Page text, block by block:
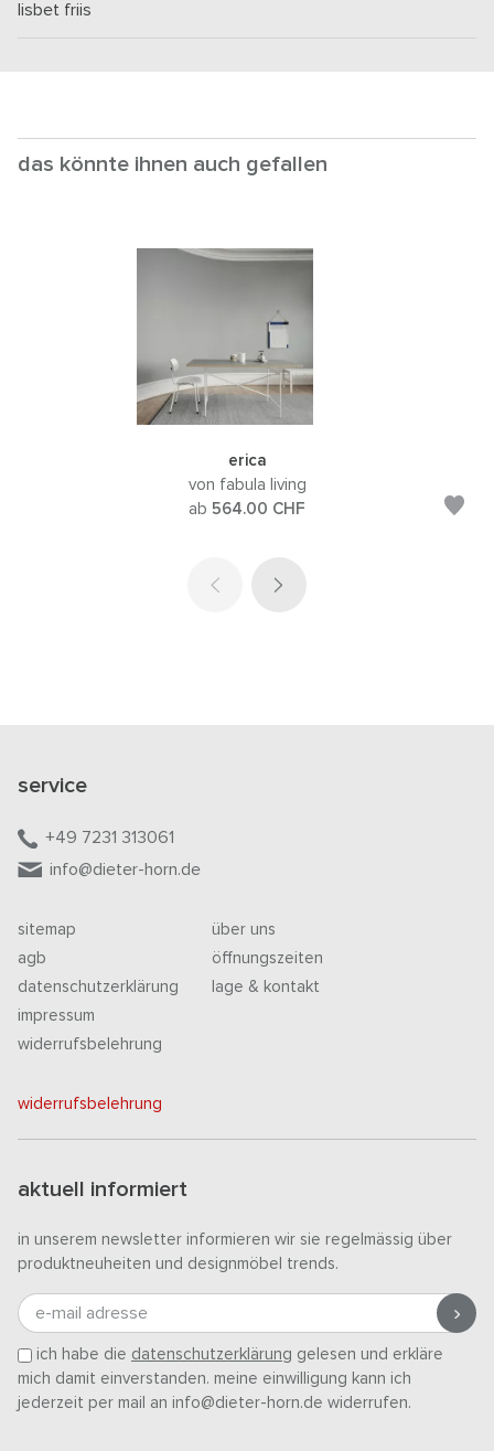
lisbet friis
das könnte ihnen auch gefallen
erica
von fabula living
ab 564.00 CHF
service
+49 7231 313061
info@dieter-horn.de
sitemap
agb
datenschutzerklärung
impressum
widerrufsbelehrung
über uns
öffnungszeiten
lage & kontakt
widerrufsbelehrung
aktuell informiert
in unserem newsletter informieren wir sie regelmässig über
produktneuheiten und designmöbel trends.
e-mail adresse
ich habe die datenschutzerklärung gelesen und erkläre
mich damit einverstanden. meine einwilligung kann ich
jederzeit per mail an info@dieter-horn.de widerrufen.